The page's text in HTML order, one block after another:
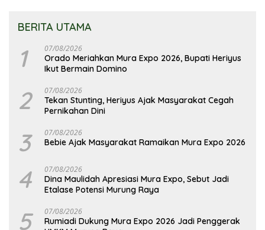
BERITA UTAMA
1 07/08/2026
Orado Meriahkan Mura Expo 2026, Bupati Heriyus
Ikut Bermain Domino
2 07/08/2026
Tekan Stunting, Heriyus Ajak Masyarakat Cegah
Pernikahan Dini
3 07/08/2026
Bebie Ajak Masyarakat Ramaikan Mura Expo 2026
4 07/08/2026
Dina Maulidah Apresiasi Mura Expo, Sebut Jadi
Etalase Potensi Murung Raya
5 07/08/2026
Rumiadi Dukung Mura Expo 2026 Jadi Penggerak